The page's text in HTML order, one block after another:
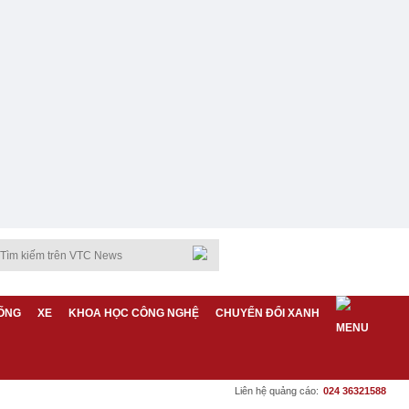
XE KHOA HỌC CÔNG NGHỆ CHUYỂN ĐỔI XANH
Liên hệ quảng cáo: 024 36321588